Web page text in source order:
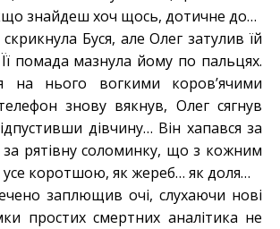
знайдеш хоч щось, дотичне до…
Буся, але Олег затулив їй
помада мазнула йому по пальцях.
на нього вогкими коров’ячими
знову вякнув, Олег сягнув
дівчину… Він хапався за
рятівну соломинку, що з кожним
усе коротшою, як жереб… як доля…
заплющив очі, слухаючи нові
простих смертних аналітика не